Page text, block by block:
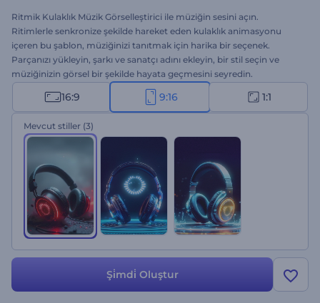
Ritmik Kulaklık Müzik Görselleştirici ile müziğin sesini açın.
Ritimlerle senkronize şekilde hareket eden kulaklık animasyonu
içeren bu şablon, müziğinizi tanıtmak için harika bir seçenek.
Parçanızı yükleyin, şarkı ve sanatçı adını ekleyin, bir stil seçin ve
müziğinizin görsel bir şekilde hayata geçmesini seyredin.
Müzisyenler, DJ'ler, müzik yapımcıları ve YouTuber kanalını yeni
müzik videoları ile güçlendirmek isteyenler için ideal. Hemen
oluşturun, müziğinizi kitlelerle buluşturun.
16:9 9:16 1:1
Mevcut stiller (3)
Şi̇mdi̇ Oluştur